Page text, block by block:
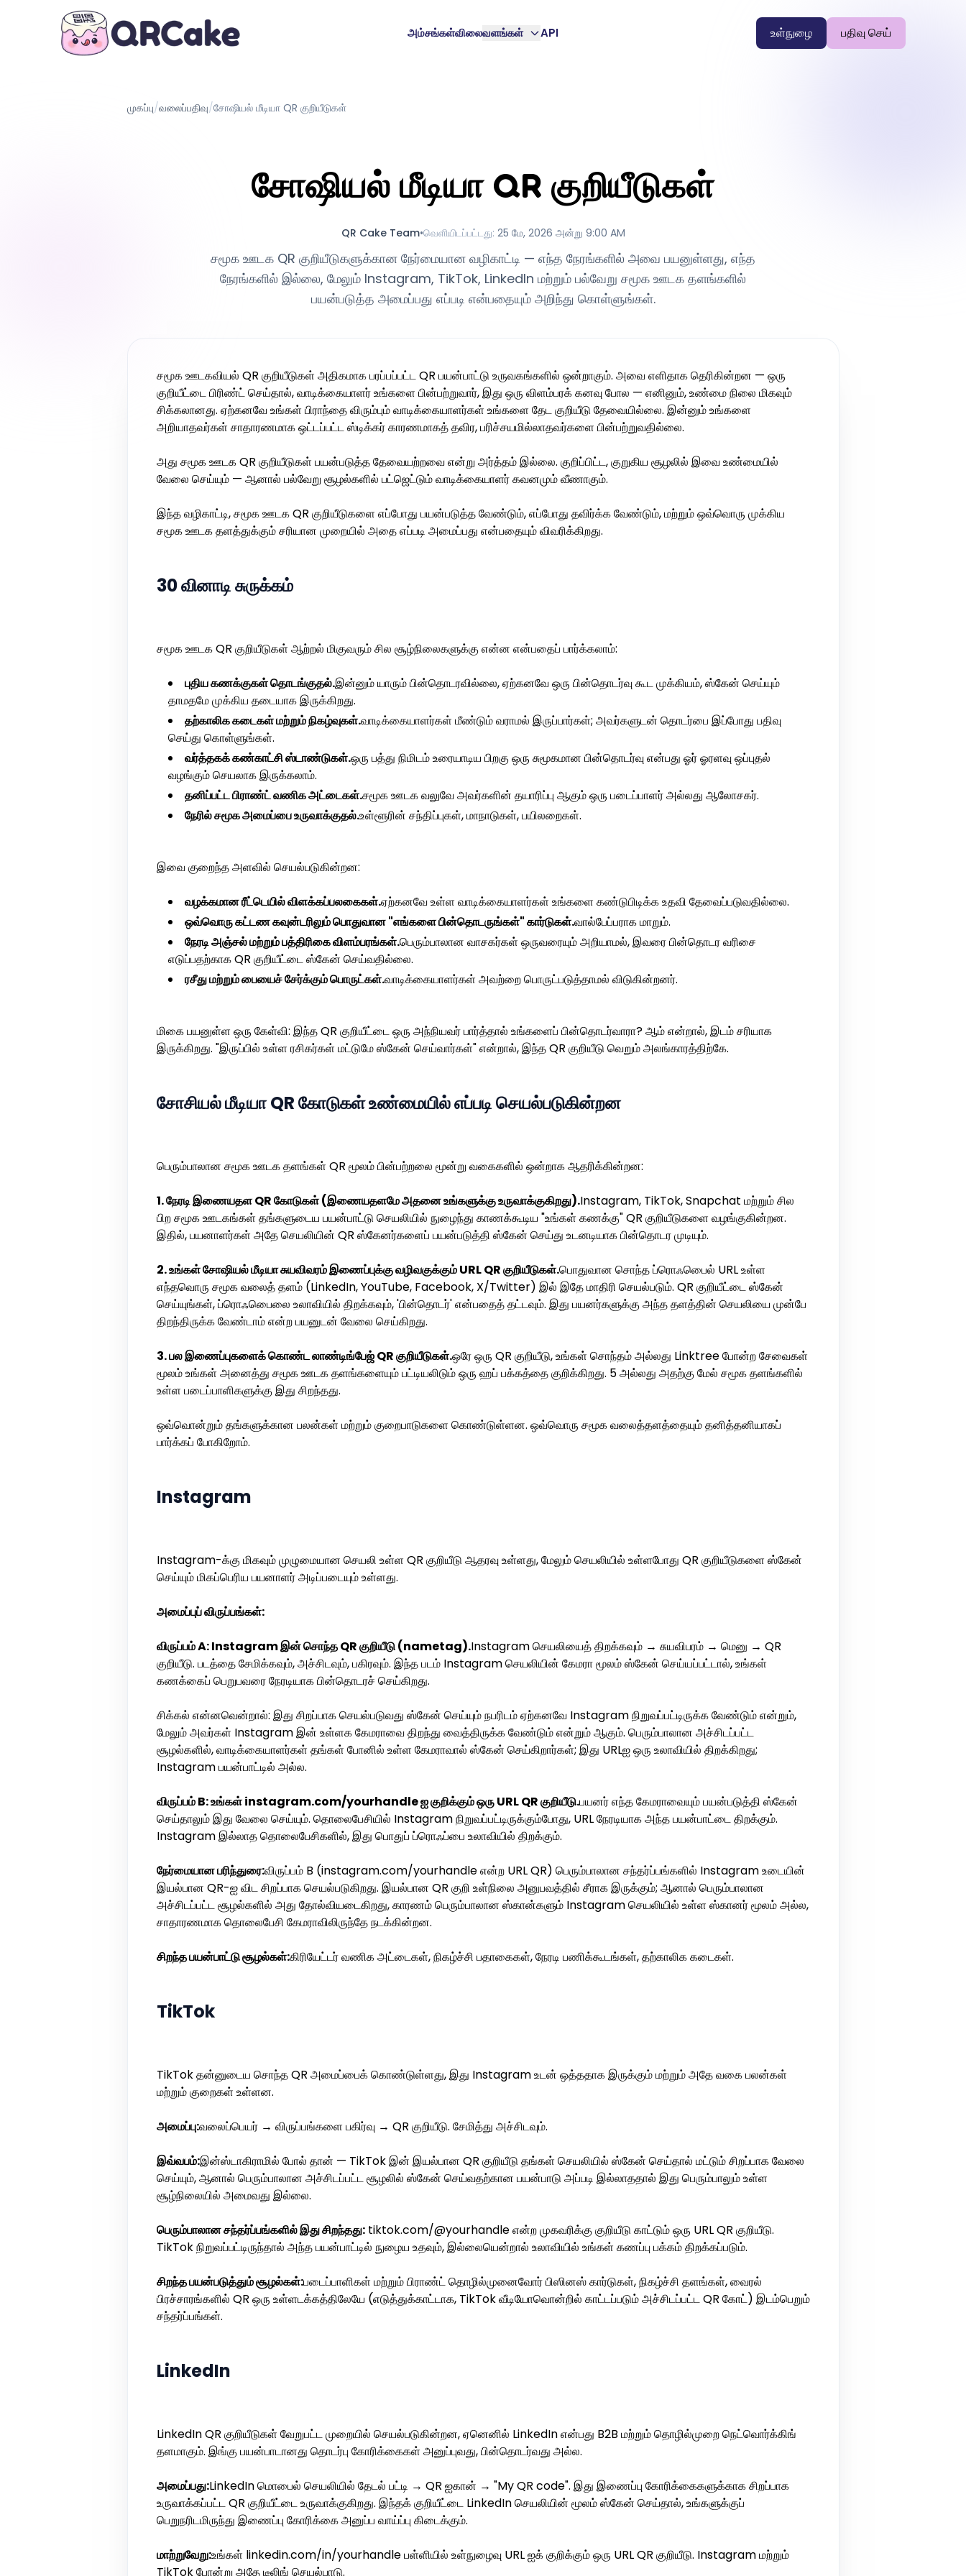
அம்சங்கள்விலைவளங்கள் API உள்நுழை பதிவு செய்
முகப்பு/வலைப்பதிவு/சோஷியல் மீடியா QR குறியீடுகள்
சோஷியல் மீடியா QR குறியீடுகள்
QR Cake Team•வெளியிடப்பட்டது: 25 மே, 2026 அன்று 9:00 AM
சமூக ஊடக QR குறியீடுகளுக்கான நேர்மையான வழிகாட்டி — எந்த நேரங்களில் அவை பயனுள்ளது, எந்த
நேரங்களில் இல்லை, மேலும் Instagram, TikTok, LinkedIn மற்றும் பல்வேறு சமூக ஊடக தளங்களில்
பயன்படுத்த அமைப்பது எப்படி என்பதையும் அறிந்து கொள்ளுங்கள்.
சமூக ஊடகவியல் QR குறியீடுகள் அதிகமாக பரப்பப்பட்ட QR பயன்பாட்டு உருவகங்களில் ஒன்றாகும். அவை எளிதாக தெரிகின்றன — ஒரு
குறியீட்டை பிரிண்ட் செய்தால், வாடிக்கையாளர் உங்களை பின்பற்றுவார், இது ஒரு விளம்பரக் கனவு போல — எனினும், உண்மை நிலை மிகவும்
சிக்கலானது. ஏற்கனவே உங்கள் பிராந்தை விரும்பும் வாடிக்கையாளர்கள் உங்களை தேட குறியீடு தேவையில்லை. இன்னும் உங்களை
அறியாதவர்கள் சாதாரணமாக ஒட்டப்பட்ட ஸ்டிக்கர் காரணமாகத் தவிர, பரிச்சயமில்லாதவர்களை பின்பற்றுவதில்லை.
அது சமூக ஊடக QR குறியீடுகள் பயன்படுத்த தேவையற்றவை என்று அர்த்தம் இல்லை. குறிப்பிட்ட, குறுகிய சூழலில் இவை உண்மையில்
வேலை செய்யும் — ஆனால் பல்வேறு சூழல்களில் பட்ஜெட்டும் வாடிக்கையாளர் கவனமும் வீணாகும்.
இந்த வழிகாட்டி, சமூக ஊடக QR குறியீடுகளை எப்போது பயன்படுத்த வேண்டும், எப்போது தவிர்க்க வேண்டும், மற்றும் ஒவ்வொரு முக்கிய
சமூக ஊடக தளத்துக்கும் சரியான முறையில் அதை எப்படி அமைப்பது என்பதையும் விவரிக்கிறது.
30 வினாடி சுருக்கம்
சமூக ஊடக QR குறியீடுகள் ஆற்றல் மிகுவரும் சில சூழ்நிலைகளுக்கு என்ன என்பதைப் பார்க்கலாம்:
புதிய கணக்குகள் தொடங்குதல்.இன்னும் யாரும் பின்தொடரவில்லை, ஏற்கனவே ஒரு பின்தொடர்வு கூட முக்கியம், ஸ்கேன் செய்யும்
தாமதமே முக்கிய தடையாக இருக்கிறது.
தற்காலிக கடைகள் மற்றும் நிகழ்வுகள்.வாடிக்கையாளர்கள் மீண்டும் வராமல் இருப்பார்கள்; அவர்களுடன் தொடர்பை இப்போது பதிவு
செய்து கொள்ளுங்கள்.
வர்த்தகக் கண்காட்சி ஸ்டாண்டுகள்.ஒரு பத்து நிமிடம் உரையாடிய பிறகு ஒரு சுமூகமான பின்தொடர்வு என்பது ஓர் ஓரளவு ஒப்புதல்
வழங்கும் செயலாக இருக்கலாம்.
தனிப்பட்ட பிராண்ட் வணிக அட்டைகள்.சமூக ஊடக வலுவே அவர்களின் தயாரிப்பு ஆகும் ஒரு படைப்பாளர் அல்லது ஆலோசகர்.
நேரில் சமூக அமைப்பை உருவாக்குதல்.உள்ளூரின் சந்திப்புகள், மாநாடுகள், பயிலறைகள்.
இவை குறைந்த அளவில் செயல்படுகின்றன:
வழக்கமான ரீட்டெயில் விளக்கப்பலகைகள்.ஏற்கனவே உள்ள வாடிக்கையாளர்கள் உங்களை கண்டுபிடிக்க உதவி தேவைப்படுவதில்லை.
ஒவ்வொரு கட்டண கவுன்டரிலும் பொதுவான "எங்களை பின்தொடருங்கள்" கார்டுகள்.வால்பேப்பராக மாறும்.
நேரடி அஞ்சல் மற்றும் பத்திரிகை விளம்பரங்கள்.பெரும்பாலான வாசகர்கள் ஒருவரையும் அறியாமல், இவரை பின்தொடர வரிசை
எடுப்பதற்காக QR குறியீட்டை ஸ்கேன் செய்வதில்லை.
ரசீது மற்றும் பையைச் சேர்க்கும் பொருட்கள்.வாடிக்கையாளர்கள் அவற்றை பொருட்படுத்தாமல் விடுகின்றனர்.
மிகை பயனுள்ள ஒரு கேள்வி: இந்த QR குறியீட்டை ஒரு அந்நியவர் பார்த்தால் உங்களைப் பின்தொடர்வாரா? ஆம் என்றால், இடம் சரியாக
இருக்கிறது. "இருப்பில் உள்ள ரசிகர்கள் மட்டுமே ஸ்கேன் செய்வார்கள்" என்றால், இந்த QR குறியீடு வெறும் அலங்காரத்திற்கே.
சோசியல் மீடியா QR கோடுகள் உண்மையில் எப்படி செயல்படுகின்றன
பெரும்பாலான சமூக ஊடக தளங்கள் QR மூலம் பின்பற்றலை மூன்று வகைகளில் ஒன்றாக ஆதரிக்கின்றன:
1. நேரடி இணையதள QR கோடுகள் (இணையதளமே அதனை உங்களுக்கு உருவாக்குகிறது).Instagram, TikTok, Snapchat மற்றும் சில
பிற சமூக ஊடகங்கள் தங்களுடைய பயன்பாட்டு செயலியில் நுழைந்து காணக்கூடிய "உங்கள் கணக்கு" QR குறியீடுகளை வழங்குகின்றன.
இதில், பயனாளர்கள் அதே செயலியின் QR ஸ்கேனர்களைப் பயன்படுத்தி ஸ்கேன் செய்து உடனடியாக பின்தொடர முடியும்.
2. உங்கள் சோஷியல் மீடியா சுயவிவரம் இணைப்புக்கு வழிவகுக்கும் URL QR குறியீடுகள்.பொதுவான சொந்த ப்ரொஃபெைல் URL உள்ள
எந்தவொரு சமூக வலைத் தளம் (LinkedIn, YouTube, Facebook, X/Twitter) இல் இதே மாதிரி செயல்படும். QR குறியீட்டை ஸ்கேன்
செய்யுங்கள், ப்ரொஃபெைலை உலாவியில் திறக்கவும், 'பின்தொடர்' என்பதைத் தட்டவும். இது பயனர்களுக்கு அந்த தளத்தின் செயலியை முன்பே
திறந்திருக்க வேண்டாம் என்ற பயனுடன் வேலை செய்கிறது.
3. பல இணைப்புகளைக் கொண்ட லாண்டிங்பேஜ் QR குறியீடுகள்.ஒரே ஒரு QR குறியீடு, உங்கள் சொந்தம் அல்லது Linktree போன்ற சேவைகள்
மூலம் உங்கள் அனைத்து சமூக ஊடக தளங்களையும் பட்டியலிடும் ஒரு ஹப் பக்கத்தை குறிக்கிறது. 5 அல்லது அதற்கு மேல் சமூக தளங்களில்
உள்ள படைப்பாளிகளுக்கு இது சிறந்தது.
ஒவ்வொன்றும் தங்களுக்கான பலன்கள் மற்றும் குறைபாடுகளை கொண்டுள்ளன. ஒவ்வொரு சமூக வலைத்தளத்தையும் தனித்தனியாகப்
பார்க்கப் போகிறோம்.
Instagram
Instagram-க்கு மிகவும் முழுமையான செயலி உள்ள QR குறியீடு ஆதரவு உள்ளது, மேலும் செயலியில் உள்ளபோது QR குறியீடுகளை ஸ்கேன்
செய்யும் மிகப்பெரிய பயனாளர் அடிப்படையும் உள்ளது.
அமைப்புப் விருப்பங்கள்:
விருப்பம் A: Instagram இன் சொந்த QR குறியீடு (nametag).Instagram செயலியைத் திறக்கவும் → சுயவிபரம் → மெனு → QR
குறியீடு. படத்தை சேமிக்கவும், அச்சிடவும், பகிரவும். இந்த படம் Instagram செயலியின் கேமரா மூலம் ஸ்கேன் செய்யப்பட்டால், உங்கள்
கணக்கைப் பெறுபவரை நேரடியாக பின்தொடரச் செய்கிறது.
சிக்கல் என்னவென்றால்: இது சிறப்பாக செயல்படுவது ஸ்கேன் செய்யும் நபரிடம் ஏற்கனவே Instagram நிறுவப்பட்டிருக்க வேண்டும் என்றும்,
மேலும் அவர்கள் Instagram இன் உள்ளக கேமராவை திறந்து வைத்திருக்க வேண்டும் என்றும் ஆகும். பெரும்பாலான அச்சிடப்பட்ட
சூழல்களில், வாடிக்கையாளர்கள் தங்கள் போனில் உள்ள கேமராவால் ஸ்கேன் செய்கிறார்கள்; இது URLஐ ஒரு உலாவியில் திறக்கிறது;
Instagram பயன்பாட்டில் அல்ல.
விருப்பம் B: உங்கள் instagram.com/yourhandle ஐ குறிக்கும் ஒரு URL QR குறியீடு.பயனர் எந்த கேமராவையும் பயன்படுத்தி ஸ்கேன்
செய்தாலும் இது வேலை செய்யும். தொலைபேசியில் Instagram நிறுவப்பட்டிருக்கும்போது, URL நேரடியாக அந்த பயன்பாட்டை திறக்கும்.
Instagram இல்லாத தொலைபேசிகளில், இது பொதுப் ப்ரொஃப்பை உலாவியில் திறக்கும்.
நேர்மையான பரிந்துரை:விருப்பம் B (instagram.com/yourhandle என்ற URL QR) பெரும்பாலான சந்தர்ப்பங்களில் Instagram உடையின்
இயல்பான QR-ஐ விட சிறப்பாக செயல்படுகிறது. இயல்பான QR குறி உள்நிலை அனுபவத்தில் சீராக இருக்கும்; ஆனால் பெரும்பாலான
அச்சிடப்பட்ட சூழல்களில் அது தோல்வியடைகிறது, காரணம் பெரும்பாலான ஸ்கான்களும் Instagram செயலியில் உள்ள ஸ்கானர் மூலம் அல்ல,
சாதாரணமாக தொலைபேசி கேமராவிலிருந்தே நடக்கின்றன.
சிறந்த பயன்பாட்டு சூழல்கள்:கிரியேட்டர் வணிக அட்டைகள், நிகழ்ச்சி பதாகைகள், நேரடி பணிக்கூடங்கள், தற்காலிக கடைகள்.
TikTok
TikTok தன்னுடைய சொந்த QR அமைப்பைக் கொண்டுள்ளது, இது Instagram உடன் ஒத்ததாக இருக்கும் மற்றும் அதே வகை பலன்கள்
மற்றும் குறைகள் உள்ளன.
அமைப்பு:வலைப்பெயர் → விருப்பங்களை பகிர்வு → QR குறியீடு. சேமித்து அச்சிடவும்.
இவ்வபம்:இன்ஸ்டாகிராமில் போல் தான் — TikTok இன் இயல்பான QR குறியீடு தங்கள் செயலியில் ஸ்கேன் செய்தால் மட்டும் சிறப்பாக வேலை
செய்யும், ஆனால் பெரும்பாலான அச்சிடப்பட்ட சூழலில் ஸ்கேன் செய்வதற்கான பயன்பாடு அப்படி இல்லாததால் இது பெரும்பாலும் உள்ள
சூழ்நிலையில் அமைவது இல்லை.
பெரும்பாலான சந்தர்ப்பங்களில் இது சிறந்தது:tiktok.com/@yourhandle என்ற முகவரிக்கு குறியீடு காட்டும் ஒரு URL QR குறியீடு.
TikTok நிறுவப்பட்டிருந்தால் அந்த பயன்பாட்டில் நுழைய உதவும், இல்லையென்றால் உலாவியில் உங்கள் கணப்பு பக்கம் திறக்கப்படும்.
சிறந்த பயன்படுத்தும் சூழல்கள்:படைப்பாளிகள் மற்றும் பிராண்ட் தொழில்முனைவோர் பிஸினஸ் கார்டுகள், நிகழ்ச்சி தளங்கள், வைரல்
பிரச்சாரங்களில் QR ஒரு உள்ளடக்கத்திலேயே (எடுத்துக்காட்டாக, TikTok வீடியோவொன்றில் காட்டப்படும் அச்சிடப்பட்ட QR கோட்) இடம்பெறும்
சந்தர்ப்பங்கள்.
LinkedIn
LinkedIn QR குறியீடுகள் வேறுபட்ட முறையில் செயல்படுகின்றன, ஏனெனில் LinkedIn என்பது B2B மற்றும் தொழில்முறை நெட்வொர்க்கிங்
தளமாகும். இங்கு பயன்பாடானது தொடர்பு கோரிக்கைகள் அனுப்புவது, பின்தொடர்வது அல்ல.
அமைப்பது:LinkedIn மொபைல் செயலியில் தேடல் பட்டி → QR ஐகான் → "My QR code". இது இணைப்பு கோரிக்கைகளுக்காக சிறப்பாக
உருவாக்கப்பட்ட QR குறியீட்டை உருவாக்குகிறது. இந்தக் குறியீட்டை LinkedIn செயலியின் மூலம் ஸ்கேன் செய்தால், உங்களுக்குப்
பெறுநரிடமிருந்து இணைப்பு கோரிக்கை அனுப்ப வாய்ப்பு கிடைக்கும்.
மாற்றுவேறு:உங்கள் linkedin.com/in/yourhandle பள்ளியில் உள்நுழைவு URL ஐக் குறிக்கும் ஒரு URL QR குறியீடு. Instagram மற்றும்
TikTok போன்று அதே டீலிங் செயல்பாடு.